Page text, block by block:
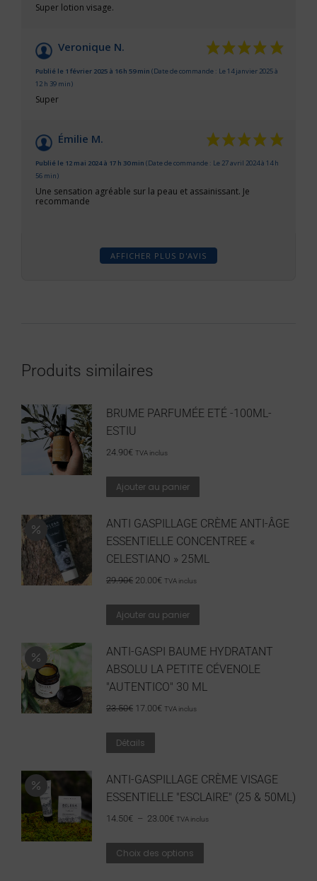
Super lotion visage.
Veronique N.
Publié le 1 février 2025 à 16 h 59 min (Date de commande : Le 14 janvier 2025 à
12 h 39 min)
Super
Émilie M.
Publié le 12 mai 2024 à 17 h 30 min (Date de commande : Le 27 avril 2024 à 14 h
56 min)
Une sensation agréable sur la peau et assainissant. Je
recommande
AFFICHER PLUS D'AVIS
Produits similaires
BRUME PARFUMÉE ETÉ -100ML-
ESTIU
24.90€ TVA inclus
Ajouter au panier
ANTI GASPILLAGE CRÈME ANTI-ÂGE
ESSENTIELLE CONCENTREE «
CELESTIANO » 25ML
29.90€ 20.00€ TVA inclus
Ajouter au panier
ANTI-GASPI BAUME HYDRATANT
ABSOLU LA PETITE CÉVENOLE
"AUTENTICO" 30 ML
23.50€ 17.00€ TVA inclus
Détails
ANTI-GASPILLAGE CRÈME VISAGE
ESSENTIELLE "ESCLAIRE" (25 & 50ML)
14.50€ – 23.00€ TVA inclus
Choix des options